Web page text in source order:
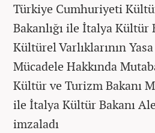
Türkiye Cumhuriyeti
Bakanlığı ile İtalya Kültür
Kültürel Varlıklarının
Mücadele Hakkında
Kültür ve Turizm Bakanı
ile İtalya Kültür Bakanı
imzaladı